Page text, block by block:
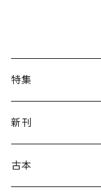
特集
ねこの本
ガザ・パレスチナ
新刊
虹霓社・NIJI BOOKS
古本